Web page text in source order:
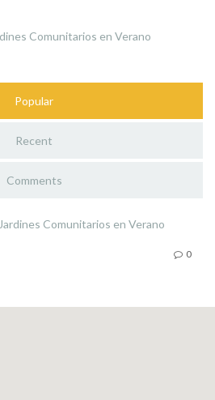
Comunitarios en Verano
Popular
Recent
Comments
Comunitarios en Verano
0